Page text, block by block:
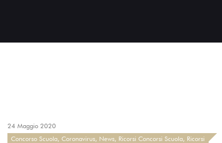
24 Maggio 2020
Concorso Scuola, Coronavirus, News, Ricorsi Concorsi Scuola, Ricorsi